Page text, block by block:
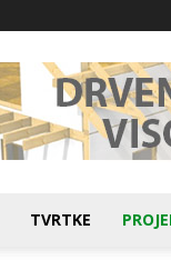
TVRTKE